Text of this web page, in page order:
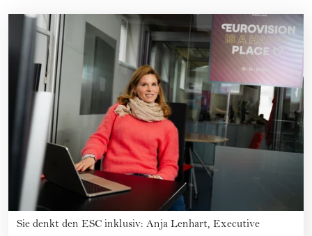
Sie denkt den ESC inklusiv: Anja Lenhart, Executive